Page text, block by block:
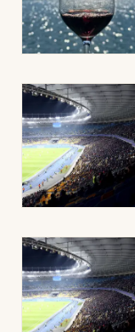
Bien-être
Bien-être en
Artistes en
Actus à